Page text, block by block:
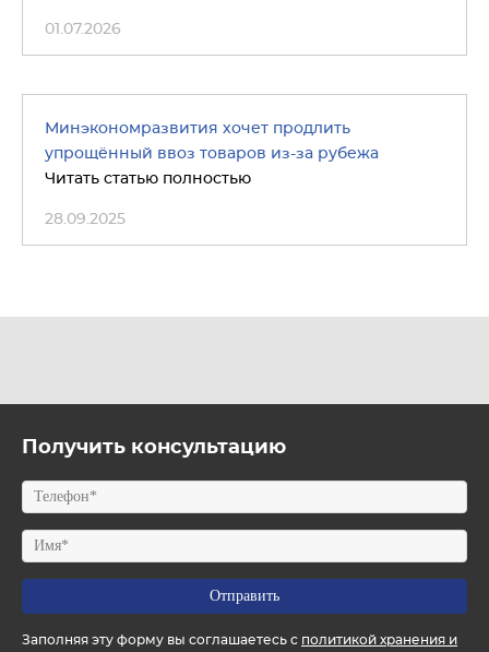
01.07.2026
Минэкономразвития хочет продлить
упрощённый ввоз товаров из-за рубежа
Читать статью полностью
28.09.2025
Получить консультацию
Заполняя эту форму вы соглашаетесь с политикой хранения и